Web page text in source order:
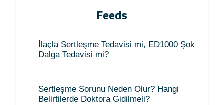
Feeds
İlaçla Sertleşme Tedavisi mi, ED1000 Şok
Dalga Tedavisi mi?
Sertleşme Sorunu Neden Olur? Hangi
Belirtilerde Doktora Gidilmeli?